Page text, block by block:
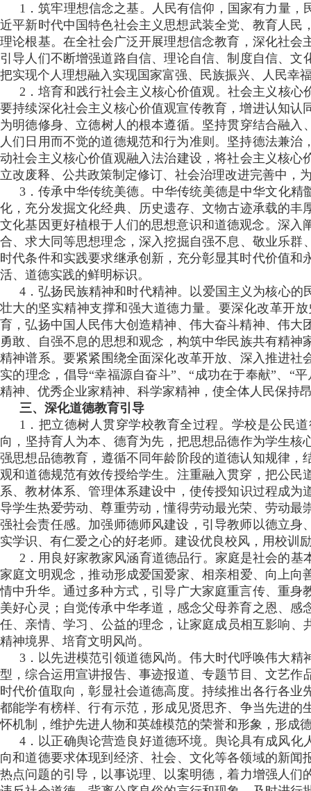
1．筑牢理想信念之基。人民有信仰，国家有力量
近平新时代中国特色社会主义思想武装全党 、教育人民
理论根基 。在全社会广泛开展理想信念教育  ，深化社
引导人们不断增强道路自信 、理论自信、制度自信
把实现个人理想融入实现国家富强 、民族振兴 、人民幸福
2．培育和践行社会主义核心价值观。社会主义核心
要持续深化社会主义核心价值观宣传教育，增进认知认
为明德修身 、立德树人的根本遵循。坚持贯穿结合融
人们日用而不觉的道德规范和行为准则。坚持德法兼治
动社会主义核心价值观融入法治建设，将社会主义核
立改废释、公共政策制定修订 、社会治理改进完善中
3．传承中华传统美德 。中华传统美德是中华文化精
化，充分发掘文化经典、历史遗存 、文物古迹承载的
文化基因更好植根于人们的思想意识和道德观念。深入阐
合、求大同等思想理念，深入挖掘自强不息、敬业乐群
时代条件和实践要求继承创新 ，充分彰显其时代价值和永
活、道德实践的鲜明标识。
4．弘扬民族精神和时代精神。以爱国主义为核心
壮大的坚实精神支撑和强大道德力量 。要深化改革开放史
育 ，弘扬中国人民伟大创造精神、伟大奋斗精神、伟
勇敢、自强不息的思想和观念 ，构筑中华民族共有精神
精神谱系 。要紧紧围绕全面深化改革开放、深入推进社
实的理念 ，倡导“幸福源自奋斗” 、“成功在于奉献”、“
精神、优秀企业家精神 、科学家精神，使全体人民保持
三 、深化道德教育引导
1．把立德树人贯穿学校教育全过程 。学校是公民道
向 ，坚持育人为本、德育为先，把思想品德作为学
强思想品德教育，遵循不同年龄阶段的道德认知规律 
观和道德规范有效传授给学生。注重融入贯穿，把公
系、教材体系、管理体系建设中，使传授知识过程成
导学生热爱劳动、尊重劳动，懂得劳动最光荣、劳动最
强社会责任感。加强师德师风建设，引导教师以德立身
实学识、有仁爱之心的好老师 。建设优良校风  ，用校训
2．用良好家教家风涵育道德品行。家庭是社会的基
家庭文明观念，推动形成爱国爱家 、相亲相爱、向上
情中升华。通过多种方式 ，引导广大家庭重言传、重身
美好心灵 ；自觉传承中华孝道，感念父母养育之恩 、感
任、亲情 、学习 、公益的理念，让家庭成员相互影响
精神境界 、培育文明风尚。
3．以先进模范引领道德风尚。伟大时代呼唤伟大精
型 ，综合运用宣讲报告、事迹报道、专题节目、文
时代价值取向 ，彰显社会道德高度。持续推出各行各业
都能学有榜样、行有示范，形成见贤思齐 、争当先
怀机制，维护先进人物和英雄模范的荣誉和形象，形成德
4．以正确舆论营造良好道德环境。舆论具有成风化
向和道德要求体现到经济、社会、文化等各领域的新闻
热点问题的引导，以事说理、以案明德，着力增强人们